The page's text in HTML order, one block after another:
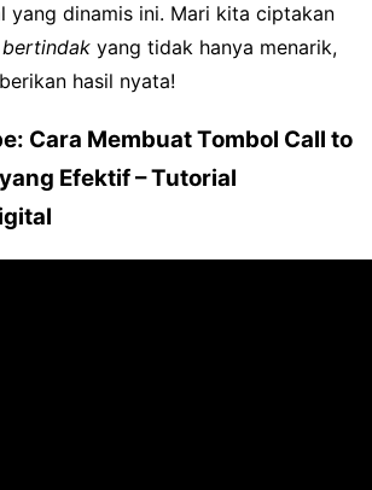
yang dinamis ini. Mari kita ciptakan
yang tidak hanya menarik,
hasil nyata!
Cara Membuat Tombol Call to
Efektif – Tutorial